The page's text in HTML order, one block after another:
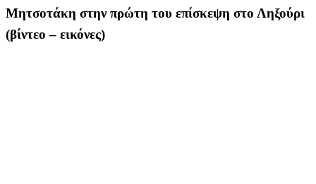
Μητσοτάκη στην πρώτη του επίσκεψη στο Ληξούρι
(βίντεο – εικόνες)